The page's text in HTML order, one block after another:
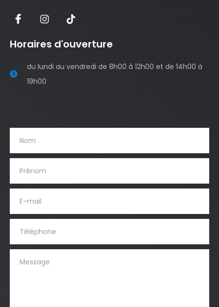
Horaires d'ouverture
du lundi au vendredi de 8h00 à 12h00 et de 14h00 à
19h00